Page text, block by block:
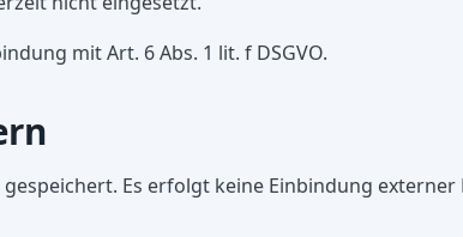
mit Art. 6 Abs. 1 lit. f DSGVO.
Es erfolgt keine Einbindung externer